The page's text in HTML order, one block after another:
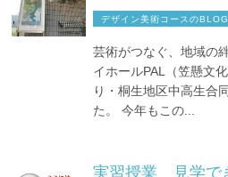
デザイン美術コースのBLOG
芸術がつなぐ、地域の
イホールPAL（笠懸文
り・桐生地区中高生合
た。 今年もこの...
実習授業 見学で